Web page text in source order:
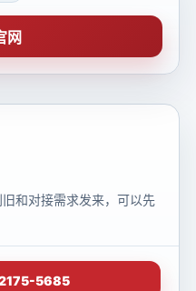
网
和对接需求发来，可以先
5685